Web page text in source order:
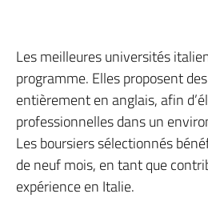
Les meilleures universités
programme. Elles proposent
entièrement en anglais, afin
professionnelles dans un
Les boursiers sélectionnés
de neuf mois, en tant que
expérience en Italie.